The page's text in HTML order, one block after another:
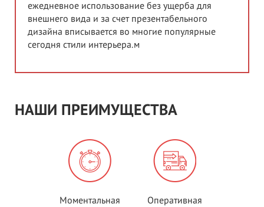
ежедневное использование без ущерба для
внешнего вида и за счет презентабельного
дизайна вписывается во многие популярные
сегодня стили интерьера.м
НАШИ ПРЕИМУЩЕСТВА
Моментальная
Оперативная